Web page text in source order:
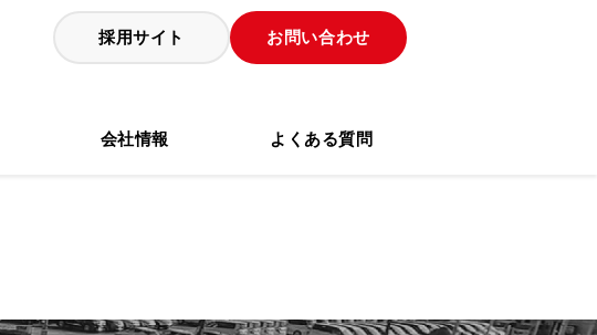
採用サイト お問い合わせ
会社情報 よくある質問